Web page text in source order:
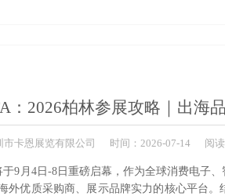
：2026柏林参展攻略｜出海
市卡恩展览有限公司 时间：2026-07-14 阅
于9月4日-8日重磅启幕，作为全球消费电子
外优质采购商、展示品牌实力的核心平台